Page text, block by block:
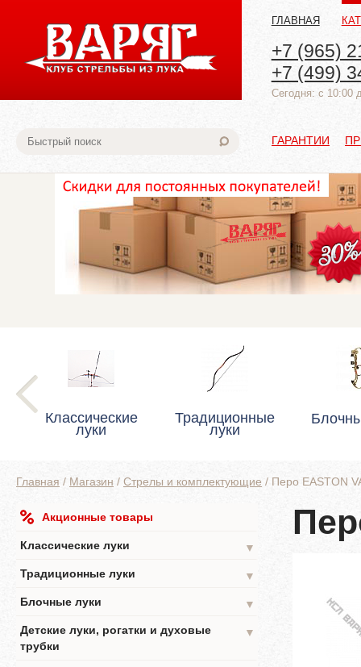
ГЛАВНАЯ
+7 (965)
+7 (499)
Cегодня: с 10:00
ГАРАНТИИ
Классические
луки
Традиционные
луки
Главная / Магазин / Стрелы и комплектующие / Перо EASTON
Акционные товары
Классические луки
▼
Традиционные луки
▼
Блочные луки
▼
Детские луки, рогатки и духовые
трубки
▼